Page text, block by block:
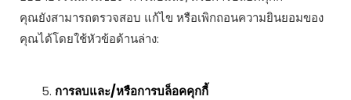
คุณยังสามารถตรวจสอบ แก้ไข หรือเพิกถอนความยินยอมของ
คุณได้โดยใช้หัวข้อด้านล่าง:
การลบและ/หรือการบล็อคคุกกี้